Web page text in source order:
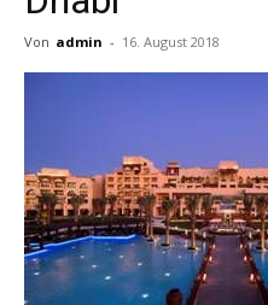
Von admin - 16. August 2018